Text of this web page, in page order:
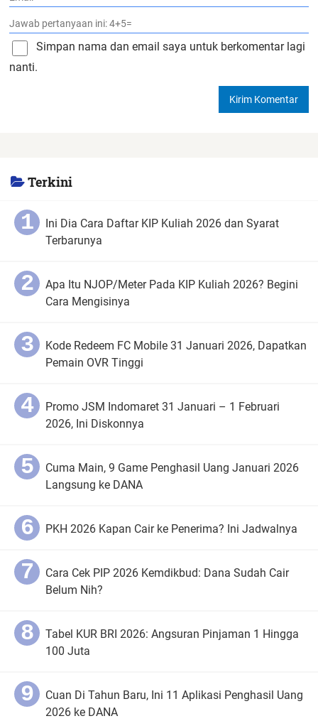
Simpan nama dan email saya untuk berkomentar lagi
nanti.
Terkini
Ini Dia Cara Daftar KIP Kuliah 2026 dan Syarat
Terbarunya
Apa Itu NJOP/Meter Pada KIP Kuliah 2026? Begini
Cara Mengisinya
Kode Redeem FC Mobile 31 Januari 2026, Dapatkan
Pemain OVR Tinggi
Promo JSM Indomaret 31 Januari – 1 Februari
2026, Ini Diskonnya
Cuma Main, 9 Game Penghasil Uang Januari 2026
Langsung ke DANA
PKH 2026 Kapan Cair ke Penerima? Ini Jadwalnya
Cara Cek PIP 2026 Kemdikbud: Dana Sudah Cair
Belum Nih?
Tabel KUR BRI 2026: Angsuran Pinjaman 1 Hingga
100 Juta
Cuan Di Tahun Baru, Ini 11 Aplikasi Penghasil Uang
2026 ke DANA